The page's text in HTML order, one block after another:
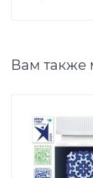
Вам также